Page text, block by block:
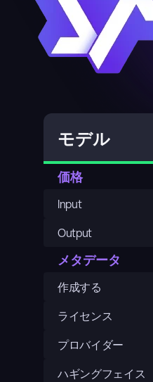
モデル
価格
Input
Output
メタデータ
作成する
ライセンス
プロバイダー
ハギングフェイス